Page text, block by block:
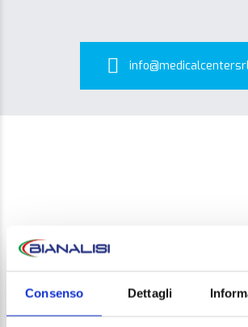
Consenso Dettagli
Your email address will not be